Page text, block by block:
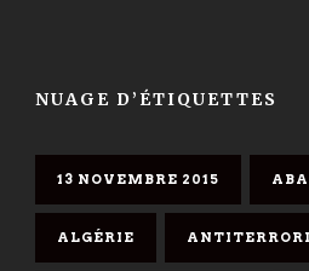
NUAGE D’ÉTIQUETTES
13 NOVEMBRE 2015
ALGÉRIE